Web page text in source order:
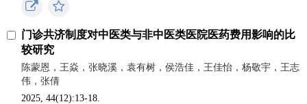
门诊共济制度对中医类与非中医类医院医药费用影响的比
较研究
陈蒙恩，王焱，张晓溪，袁有树，侯浩佳，王佳怡，杨敬宇，王志
伟，张倩
2025, 44(12):13-18.